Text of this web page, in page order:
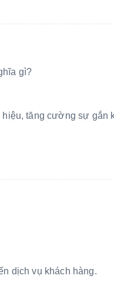
gì?
tăng cường sự gắn
dịch vụ khách hàng.